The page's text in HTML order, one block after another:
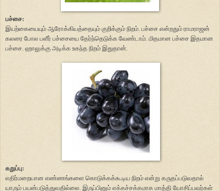
பச்சை:
இயற்கையையும் ஆரோக்கியத்தையும் குறிக்கும் நிறம். பச்சை என்றதும் ராமராஜன்
கலரை போல பளீர் பச்சையை தேர்ந்தெடுக்க வேண்டாம். மிதமான பச்சை இதமான
பச்சை. ஹாலுக்கு அடிக்க உகந்த நிறம் இதுதான்.
கறுப்பு:
எதிர்மறையான எண்ணங்களை கொடுக்கக்கூடிய நிறம் என்று கருதப்படுவதால்
யாரும் பயன்படுத்துவதில்லை. இருப்பினும் எக்கச்சக்கமாக மாத்தி யோசிப்பவர்கள்